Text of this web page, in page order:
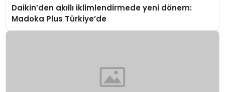
Daikin’den akıllı iklimlendirmede yeni dönem:
Madoka Plus Türkiye’de